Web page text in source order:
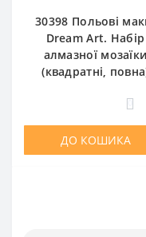
30398 Польові
Dream Art. Набір
алмазної мозаїки
(квадратні,
0
ДО КОШИКА